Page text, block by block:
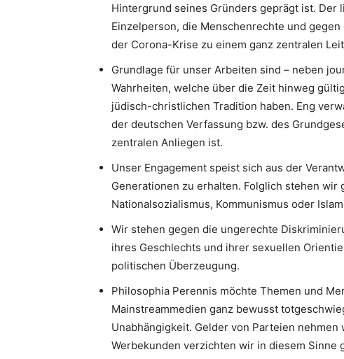
Hintergrund seines Gründers geprägt ist.
Einzelperson, die Menschenrechte und
der Corona-Krise zu einem ganz zentralen
Grundlage für unser Arbeiten sind – neben
Wahrheiten, welche über die Zeit hinweg
jüdisch-christlichen Tradition haben. Eng
der deutschen Verfassung bzw. des
zentralen Anliegen ist.
Unser Engagement speist sich aus der
Generationen zu erhalten. Folglich stehen wir
Nationalsozialismus, Kommunismus oder
Wir stehen gegen die ungerechte
ihres Geschlechts und ihrer sexuellen
politischen Überzeugung.
Philosophia Perennis möchte Themen und
Mainstreammedien ganz bewusst
Unabhängigkeit. Gelder von Parteien
Werbekunden verzichten wir in diesem Sinne